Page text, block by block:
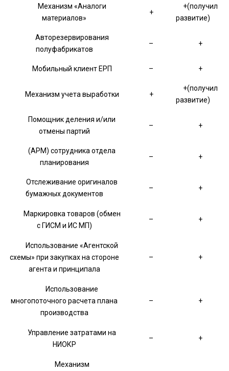
Механизм «Аналоги
материалов»
+
+(получил
развитие)
Авторезервирования
полуфабрикатов
– +
Мобильный клиент ЕРП – +
Механизм учета выработки +
+(получил
развитие)
Помощник деления и/или
отмены партий
– +
(АРМ) сотрудника отдела
планирования
– +
Отслеживание оригиналов
бумажных документов
– +
Маркировка товаров (обмен
с ГИСМ и ИС МП)
– +
Использование «Агентской
схемы» при закупках на стороне
агента и принципала
– +
Использование
многопоточного расчета плана
производства
– +
Управление затратами на
НИОКР
– +
Механизм